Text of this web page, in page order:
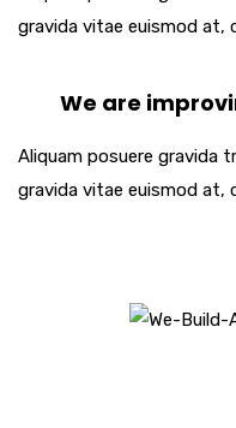
gravida vitae euismod at,
We are
Aliquam posuere gravida
gravida vitae euismod at,